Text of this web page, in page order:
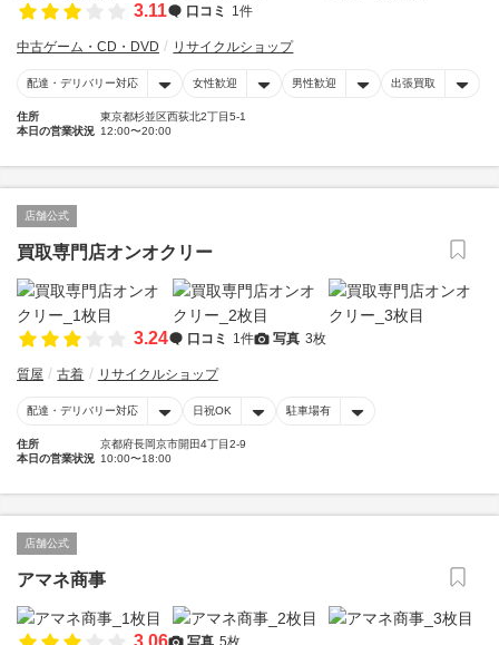
3.11 口コミ 1件
中古ゲーム・CD・DVD リサイクルショップ
配達・デリバリー対応 女性歓迎 男性歓迎 出張買取
住所
東京都杉並区西荻北2丁目5-1
本日の営業状況 12:00〜20:00
店舗公式
買取専門店オンオクリー
3.24 口コミ 1件 写真 3枚
質屋 古着 リサイクルショップ
配達・デリバリー対応 日祝OK 駐車場有
住所
京都府長岡京市開田4丁目2-9
本日の営業状況 10:00〜18:00
店舗公式
アマネ商事
3.06 写真 5枚